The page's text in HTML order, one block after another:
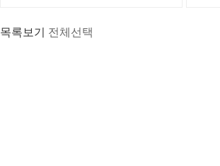
목록보기 전체선택